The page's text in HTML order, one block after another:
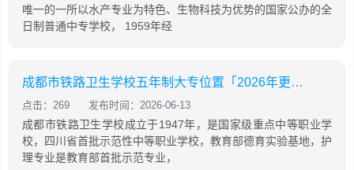
唯一的一所以水产专业为特色、生物科技为优势的国家公办的全
日制普通中专学校， 1959年经
成都市铁路卫生学校五年制大专位置「2026年更新」
点击：269 发布时间：2026-06-13
成都市铁路卫生学校成立于1947年，是国家级重点中等职业学
校，四川省首批示范性中等职业学校，教育部德育实验基地，护
理专业是教育部首批示范专业，